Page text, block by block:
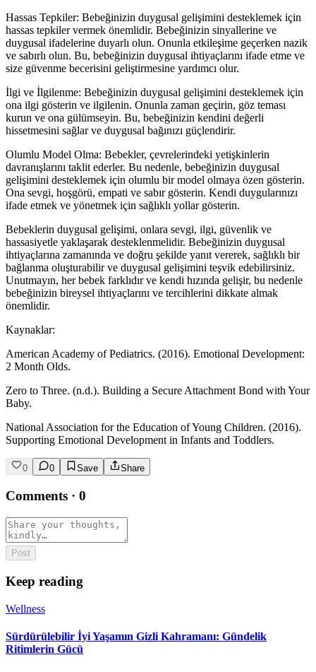
Hassas Tepkiler: Bebeğinizin duygusal gelişimini desteklemek için
hassas tepkiler vermek önemlidir. Bebeğinizin sinyallerine ve
duygusal ifadelerine duyarlı olun. Onunla etkileşime geçerken nazik
ve sabırlı olun. Bu, bebeğinizin duygusal ihtiyaçlarını ifade etme ve
size güvenme becerisini geliştirmesine yardımcı olur.
İlgi ve İlgilenme: Bebeğinizin duygusal gelişimini desteklemek için
ona ilgi gösterin ve ilgilenin. Onunla zaman geçirin, göz teması
kurun ve ona gülümseyin. Bu, bebeğinizin kendini değerli
hissetmesini sağlar ve duygusal bağınızı güçlendirir.
Olumlu Model Olma: Bebekler, çevrelerindeki yetişkinlerin
davranışlarını taklit ederler. Bu nedenle, bebeğinizin duygusal
gelişimini desteklemek için olumlu bir model olmaya özen gösterin.
Ona sevgi, hoşgörü, empati ve sabır gösterin. Kendi duygularınızı
ifade etmek ve yönetmek için sağlıklı yollar gösterin.
Bebeklerin duygusal gelişimi, onlara sevgi, ilgi, güvenlik ve
hassasiyetle yaklaşarak desteklenmelidir. Bebeğinizin duygusal
ihtiyaçlarına zamanında ve doğru şekilde yanıt vererek, sağlıklı bir
bağlanma oluşturabilir ve duygusal gelişimini teşvik edebilirsiniz.
Unutmayın, her bebek farklıdır ve kendi hızında gelişir, bu nedenle
bebeğinizin bireysel ihtiyaçlarını ve tercihlerini dikkate almak
önemlidir.
Kaynaklar:
American Academy of Pediatrics. (2016). Emotional Development:
2 Month Olds.
Zero to Three. (n.d.). Building a Secure Attachment Bond with Your
Baby.
National Association for the Education of Young Children. (2016).
Supporting Emotional Development in Infants and Toddlers.
0 0 Save Share
Comments · 0
Post
Keep reading
Wellness
Sürdürülebilir İyi Yaşamın Gizli Kahramanı: Gündelik
Ritimlerin Gücü